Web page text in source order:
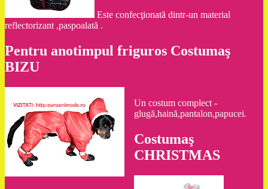
Este confecţionată dintr-un material
reflectorizant ,paspoalată .
Pentru anotimpul friguros Costumaş
BIZU
Un costum complect -
glugă,haină,pantalon,papucei.
Costumaş
CHRISTMAS